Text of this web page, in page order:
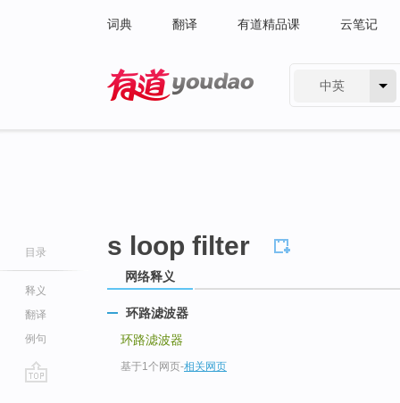
词典 翻译 有道精品课 云笔记
中英
目录
释义
翻译
例句
s loop filter
网络释义
环路滤波器
环路滤波器
基于1个网页-相关网页